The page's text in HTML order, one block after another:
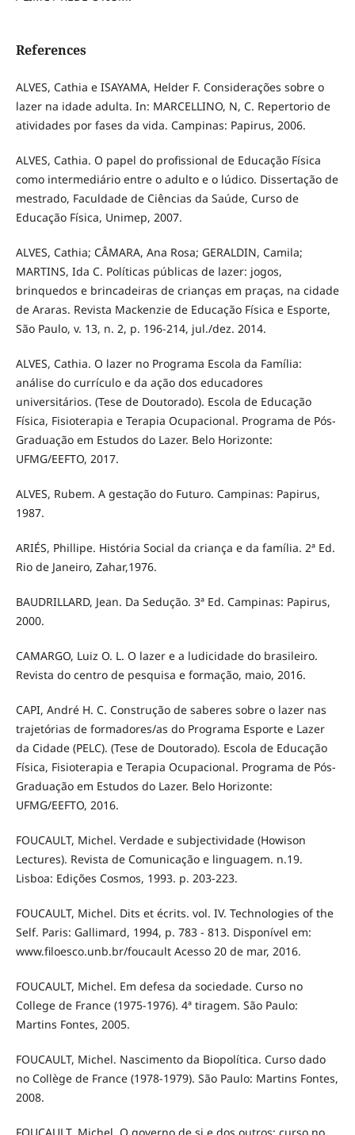
References
ALVES, Cathia e ISAYAMA, Helder F. Considerações sobre o
lazer na idade adulta. In: MARCELLINO, N, C. Repertorio de
atividades por fases da vida. Campinas: Papirus, 2006.
ALVES, Cathia. O papel do profissional de Educação Física
como intermediário entre o adulto e o lúdico. Dissertação de
mestrado, Faculdade de Ciências da Saúde, Curso de
Educação Física, Unimep, 2007.
ALVES, Cathia; CÂMARA, Ana Rosa; GERALDIN, Camila;
MARTINS, Ida C. Políticas públicas de lazer: jogos,
brinquedos e brincadeiras de crianças em praças, na cidade
de Araras. Revista Mackenzie de Educação Física e Esporte,
São Paulo, v. 13, n. 2, p. 196-214, jul./dez. 2014.
ALVES, Cathia. O lazer no Programa Escola da Família:
análise do currículo e da ação dos educadores
universitários. (Tese de Doutorado). Escola de Educação
Física, Fisioterapia e Terapia Ocupacional. Programa de Pós-
Graduação em Estudos do Lazer. Belo Horizonte:
UFMG/EEFTO, 2017.
ALVES, Rubem. A gestação do Futuro. Campinas: Papirus,
1987.
ARIÉS, Phillipe. História Social da criança e da família. 2ª Ed.
Rio de Janeiro, Zahar,1976.
BAUDRILLARD, Jean. Da Sedução. 3ª Ed. Campinas: Papirus,
2000.
CAMARGO, Luiz O. L. O lazer e a ludicidade do brasileiro.
Revista do centro de pesquisa e formação, maio, 2016.
CAPI, André H. C. Construção de saberes sobre o lazer nas
trajetórias de formadores/as do Programa Esporte e Lazer
da Cidade (PELC). (Tese de Doutorado). Escola de Educação
Física, Fisioterapia e Terapia Ocupacional. Programa de Pós-
Graduação em Estudos do Lazer. Belo Horizonte:
UFMG/EEFTO, 2016.
FOUCAULT, Michel. Verdade e subjectividade (Howison
Lectures). Revista de Comunicação e linguagem. n.19.
Lisboa: Edições Cosmos, 1993. p. 203-223.
FOUCAULT, Michel. Dits et écrits. vol. IV. Technologies of the
Self. Paris: Gallimard, 1994, p. 783 - 813. Disponível em:
www.filoesco.unb.br/foucault Acesso 20 de mar, 2016.
FOUCAULT, Michel. Em defesa da sociedade. Curso no
College de France (1975-1976). 4ª tiragem. São Paulo:
Martins Fontes, 2005.
FOUCAULT, Michel. Nascimento da Biopolítica. Curso dado
no Collège de France (1978-1979). São Paulo: Martins Fontes,
2008.